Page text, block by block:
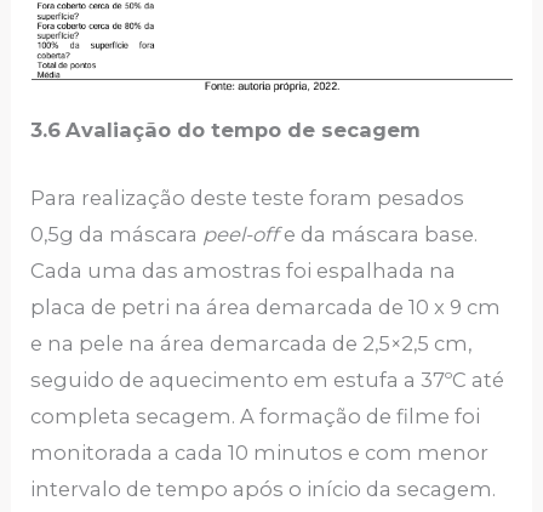
3.6 Avaliação do tempo de secagem
Para realização deste teste foram pesados
0,5g da máscara peel-offe da máscara base.
Cada uma das amostras foi espalhada na
placa de petri na área demarcada de 10 x 9 cm
e na pele na área demarcada de 2,5×2,5 cm,
seguido de aquecimento em estufa a 37ºC até
completa secagem. A formação de filme foi
monitorada a cada 10 minutos e com menor
intervalo de tempo após o início da secagem.